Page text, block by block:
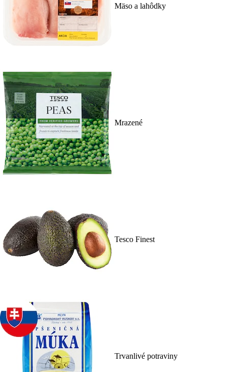
Mäso a lahôdky
Mrazené
Tesco Finest
Trvanlivé potraviny